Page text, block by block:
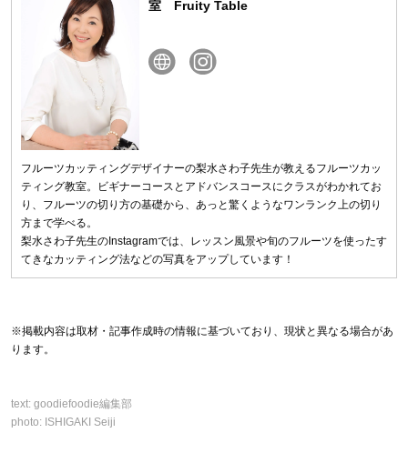
室 Fruity Table
フルーツカッティングデザイナーの梨水さわ子先生が教えるフルーツカッ
ティング教室。ビギナーコースとアドバンスコースにクラスがわかれてお
り、フルーツの切り方の基礎から、あっと驚くようなワンランク上の切り
方まで学べる。
梨水さわ子先生のInstagramでは、レッスン風景や旬のフルーツを使ったす
てきなカッティング法などの写真をアップしています！
※掲載内容は取材・記事作成時の情報に基づいており、現状と異なる場合があ
ります。
text: goodiefoodie編集部
photo: ISHIGAKI Seiji